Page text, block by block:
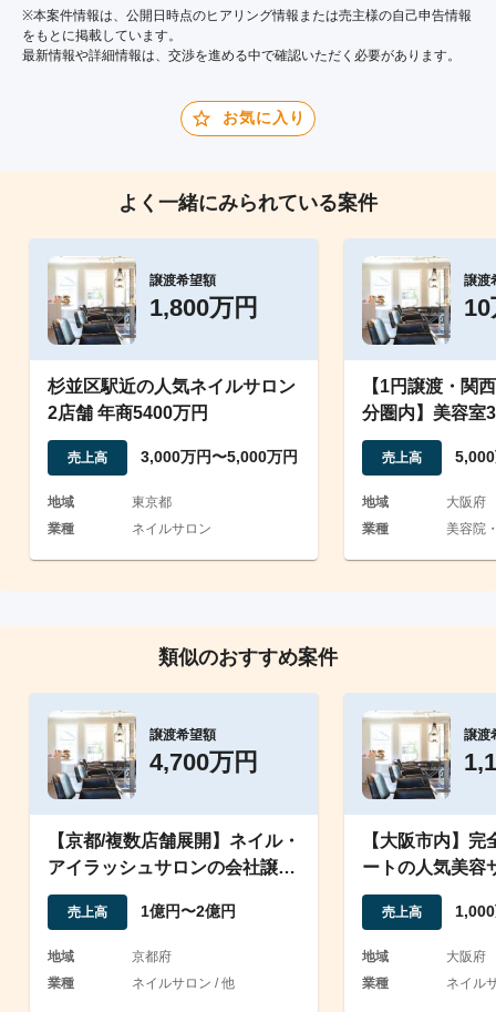
※本案件情報は、公開日時点のヒアリング情報または売主様の自己申告情報
をもとに掲載しています。
最新情報や詳細情報は、交渉を進める中で確認いただく必要があります。
お気に入り
よく一緒にみられている案件
譲渡希望額
1,800万円
杉並区駅近の人気ネイルサロン
2店舗 年商5400万円
売上高 3,000万円〜5,000万円
地域
東京都
業種
ネイルサロン
譲渡
【1円譲渡・関
分圏内】美容室
サロン1店舗の
売上高
地域
大阪府
業種
美容院
類似のおすすめ案件
譲渡希望額
4,700万円
【京都/複数店舗展開】ネイル・
アイラッシュサロンの会社譲渡/
従業員約20名在籍
売上高 1億円〜2億円
地域
京都府
業種
ネイルサロン / 他
譲渡
【大阪市内】
ートの人気美容
フ付きで即運営
売上高
地域
大阪府
業種
ネイル